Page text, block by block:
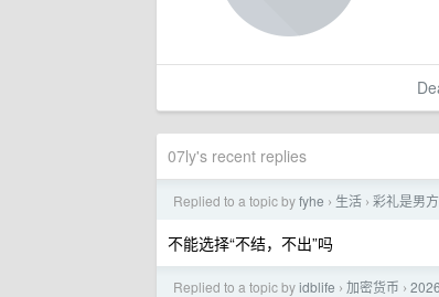
07ly's recent replies
Replied to a topic byfyhe › 生活 › 彩礼是男
不能选择“不结，不出”吗
Replied to a topic byidblife › 加密货币 ›